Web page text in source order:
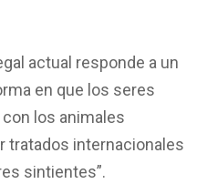
actual responde a un
en que los seres
los animales
tratados internacionales
sintientes”.